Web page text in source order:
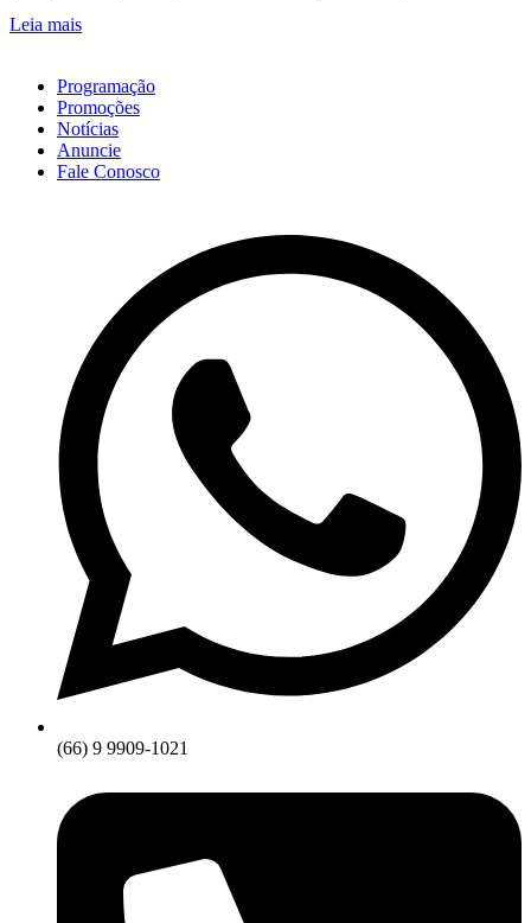
Leia mais
Programação
Promoções
Notícias
Anuncie
Fale Conosco
(66) 9 9909-1021